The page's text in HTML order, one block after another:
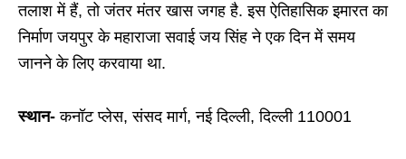
तलाश में हैं, तो जंतर मंतर खास जगह है. इस ऐतिहासिक इमारत का
निर्माण जयपुर के महाराजा सवाई जय सिंह ने एक दिन में समय
जानने के लिए करवाया था.
स्थान- कनॉट प्लेस, संसद मार्ग, नई दिल्ली, दिल्ली 110001